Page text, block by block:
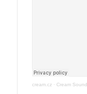
cream.cz · Cream Sound